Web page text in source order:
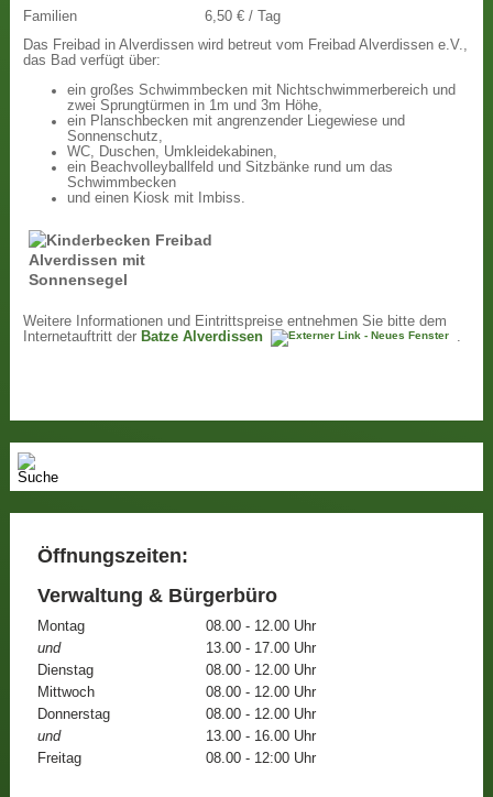
Familien
6,50 € / Tag
Das Freibad in Alverdissen wird betreut vom Freibad Alverdissen e.V.,
das Bad verfügt über:
ein großes Schwimmbecken mit Nichtschwimmerbereich und
zwei Sprungtürmen in 1m und 3m Höhe,
ein Planschbecken mit angrenzender Liegewiese und
Sonnenschutz,
WC, Duschen, Umkleidekabinen,
ein Beachvolleyballfeld und Sitzbänke rund um das
Schwimmbecken
und einen Kiosk mit Imbiss.
Weitere Informationen und Eintrittspreise entnehmen Sie bitte dem
Internetauftritt der Batze Alverdissen .
Öffnungszeiten:
Verwaltung & Bürgerbüro
Montag
08.00 - 12.00 Uhr
und
13.00 - 17.00 Uhr
Dienstag
08.00 - 12.00 Uhr
Mittwoch
08.00 - 12.00 Uhr
Donnerstag
08.00 - 12.00 Uhr
und
13.00 - 16.00 Uhr
Freitag
08.00 - 12:00 Uhr